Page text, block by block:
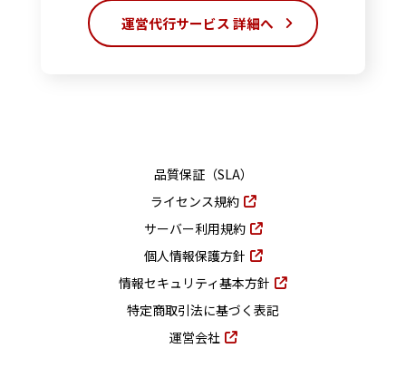
運営代行サービス詳細へ
品質保証（SLA）
ライセンス規約
サーバー利用規約
個人情報保護方針
情報セキュリティ基本方針
特定商取引法に基づく表記
運営会社